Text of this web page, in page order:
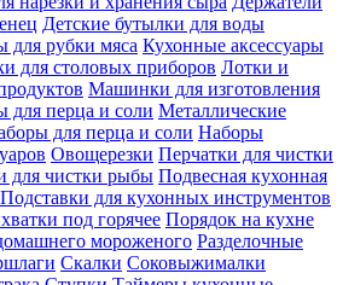
Детские бутылки для воды
для рубки мяса Кухонные аксессуары
для столовых приборов Лотки и
Машинки для изготовления
для перца и соли Металлические
для перца и соли Наборы
Овощерезки Перчатки для чистки
для чистки рыбы Подвесная кухонная
Подставки для кухонных инструментов
под горячее Порядок на кухне
мороженого Разделочные
Скалки Соковыжималки